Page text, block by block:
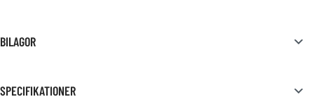
BILAGOR
SPECIFIKATIONER